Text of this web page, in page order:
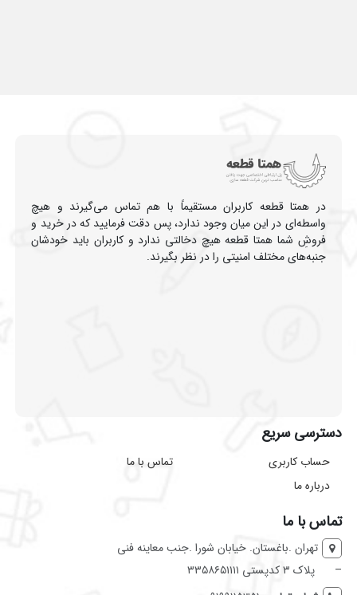
در همتا قطعه کاربران مستقیماً با هم تماس می‌گیرند و هیچ
واسطه‌ای در این میان وجود ندارد، پس دقت فرمایید که در خرید و
فروشِ شما همتا قطعه هیچ دخالتی ندارد و کاربران باید خودشان
جنبه‌های مختلف امنیتی را در نظر بگیرند.
دسترسی سریع
حساب کاربری
درباره ما
تماس با ما
تماس با ما
تهران .باغستان. خیابان شورا .جنب معاینه فنی
–
پلاک ۳ کدپستی ۳۳۵۸۶۵۱۱۱۱